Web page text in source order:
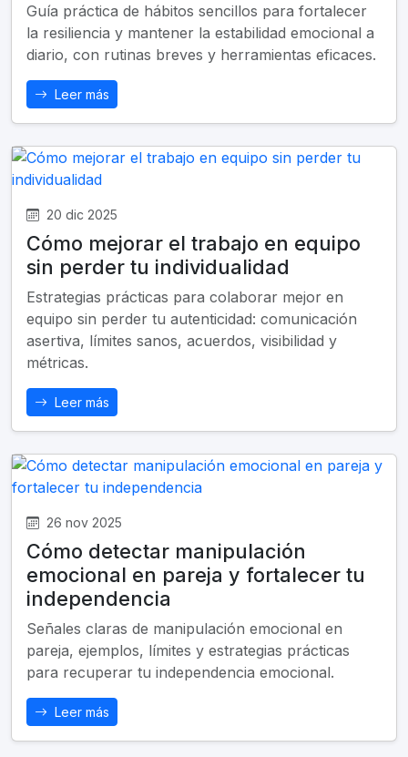
Guía práctica de hábitos sencillos para fortalecer
la resiliencia y mantener la estabilidad emocional a
diario, con rutinas breves y herramientas eficaces.
Leer más
20 dic 2025
Cómo mejorar el trabajo en equipo
sin perder tu individualidad
Estrategias prácticas para colaborar mejor en
equipo sin perder tu autenticidad: comunicación
asertiva, límites sanos, acuerdos, visibilidad y
métricas.
Leer más
26 nov 2025
Cómo detectar manipulación
emocional en pareja y fortalecer tu
independencia
Señales claras de manipulación emocional en
pareja, ejemplos, límites y estrategias prácticas
para recuperar tu independencia emocional.
Leer más